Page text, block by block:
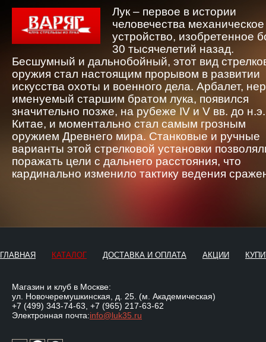
Лук – первое в истории
человечества механическое
устройство, изобретенное
30 тысячелетий назад.
Бесшумный и дальнобойный, этот вид
оружия стал настоящим прорывом в развитии
искусства охоты и военного дела. Арбалет,
именуемый старшим братом лука, появился
значительно позже, на рубеже IV и V вв. до
Китае, и моментально стал самым грозным
оружием Древнего мира. Станковые и ручные
варианты этой стрелковой установки
поражать цели с дальнего расстояния, что
кардинально изменило тактику ведения
ГЛАВНАЯ КАТАЛОГ ДОСТАВКА И ОПЛАТА АКЦИИ
Магазин и клуб в Москве:
ул. Новочеремушкинская, д. 25. (м. Академическая)
+7 (499) 343-74-63 +7 (965) 217-63-62
Электронная почта:info@luk35.ru